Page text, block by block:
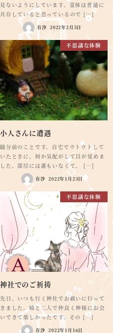
見ないようにしています。霊体は普通に
共存していると思っているので […]
有沙 2022年2月5日
不思議な体験
小人さんに遭遇
随分前のことです。自宅でウトウトして
いたときに、何か気配がして目が覚めま
した。部屋には誰もいなくて、 […]
有沙 2022年1月23日
不思議な体験
神社でのご祈祷
先日、いつも行く神社でお祓いに行って
きました。姉と二人で仲良く神様にお会
いできて楽しかったです。その […]
有沙 2022年1月16日